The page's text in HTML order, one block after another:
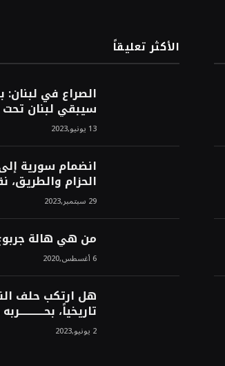
الأكثر تعليقاً
الصراع في لبنان:
سيبقي لبنان تحت
الأمريكية)، وبين
لبنان من النفق13 يونيو,2023
انضمام سورية
الحزام والطريق،
نوعــــــــــــية،
نهائية، نحو29 سبتمبر,2023
من هي هالة
6 أغسطس,2020
هل ارتكب حلف
تاريخياً،
لأن انتصار روسيا
سيفتت 2 يونيو,2023